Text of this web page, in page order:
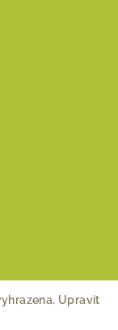
Upravit